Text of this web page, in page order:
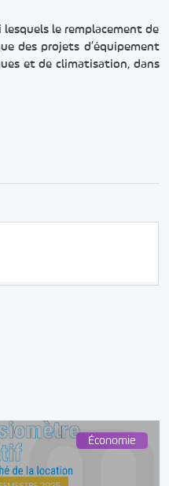
le remplacement de
des projets d’équipement
et de climatisation, dans
Économie